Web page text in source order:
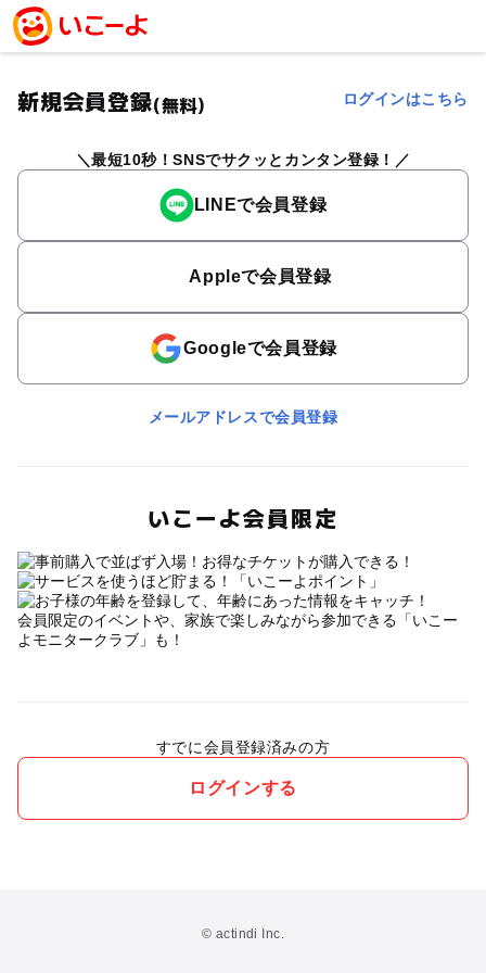
新規会員登録(無料) ログインはこちら
最短10秒！SNSでサクッとカンタン登録！
LINEで会員登録
Appleで会員登録
Googleで会員登録
メールアドレスで会員登録
いこーよ会員限定
会員限定のイベントや、家族で楽しみながら参加できる「いこー
よモニタークラブ」も！
すでに会員登録済みの方
ログインする
© actindi Inc.